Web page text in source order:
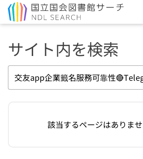
サイト内を検索
該当するページはありま